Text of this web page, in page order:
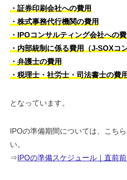
・証券印刷会社への費用
・株式事務代行機関の費用
・IPOコンサルティング会社への
・内部統制に係る費用（J-SOXコ
・弁護士の費用
・税理士・社労士・司法書士の費用
となっています。
IPOの準備期間については、こち
い。
⇒IPOの準備スケジュール｜直前